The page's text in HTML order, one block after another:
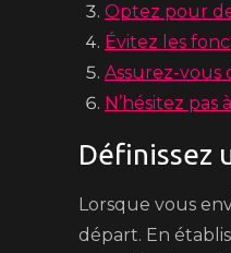
Optez pour
Évitez les
Assurez-vous
N’hésitez pas
Définissez
Lorsque vous
départ. En